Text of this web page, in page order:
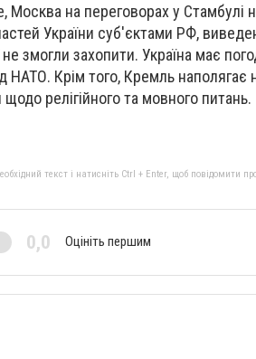
Москва на переговорах у Стамбулі
України суб'єктами РФ,
не змогли захопити. Україна має
НАТО. Крім того, Кремль наполягає
релігійного та мовного питань.
текст і натисніть Ctrl + Enter, щоб повідомити
0,0 Оцініть першим